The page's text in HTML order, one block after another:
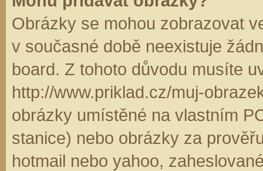
Obrázky se mohou zobrazovat
v současné době neexistuje
board. Z tohoto důvodu musíte
http://www.priklad.cz/muj-
obrázky umístěné na vlastním
stanice) nebo obrázky za
hotmail nebo yahoo,